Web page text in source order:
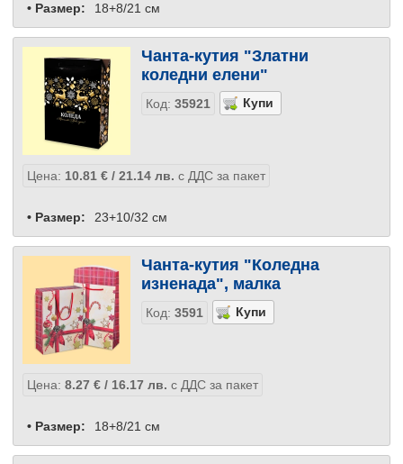
• Размер: 18+8/21 см
Чанта-кутия "Златни
коледни елени"
Код: 35921
Цена: 10.81 €/ 21.14 лв. с ДДС за пакет
• Размер: 23+10/32 см
Чанта-кутия "Коледна
изненада", малка
Код: 3591
Цена: 8.27 €/ 16.17 лв. с ДДС за пакет
• Размер: 18+8/21 см